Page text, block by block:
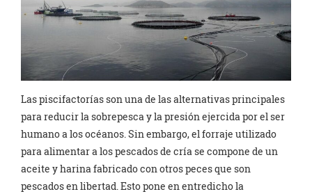
Las piscifactorías son una de las alternativas principales
para reducir la sobrepesca y la presión ejercida por el ser
humano a los océanos. Sin embargo, el forraje utilizado
para alimentar a los pescados de cría se compone de un
aceite y harina fabricado con otros peces que son
pescados en libertad. Esto pone en entredicho la